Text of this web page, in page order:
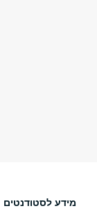
מידע לסטודנטים